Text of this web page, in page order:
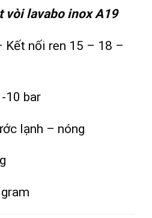
vòi lavabo inox A19
Kết nối ren 15 – 18 –
10 bar
lạnh – nóng